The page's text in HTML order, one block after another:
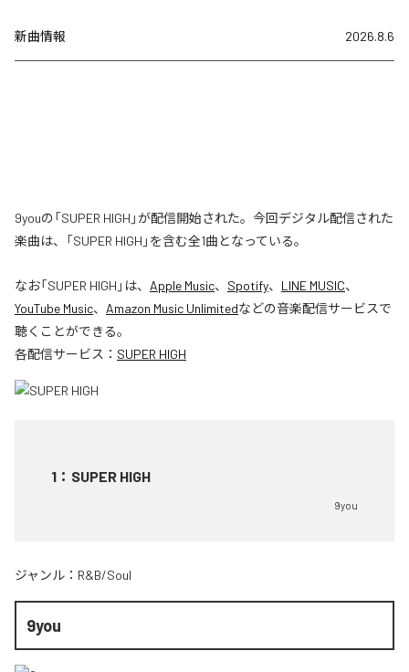
新曲情報 2026.8.6
9youの「SUPER HIGH」が配信開始された。今回デジタル配信された
楽曲は、「SUPER HIGH」を含む全1曲となっている。
なお「SUPER HIGH 」は、 Apple Music、 Spotify、 LINE MUSIC、
YouTube Music、 Amazon Music Unlimitedなどの音楽配信サービスで
聴くことができる。
各配信サービス： SUPER HIGH
1 ： SUPER HIGH
9you
ジャンル： R&B/Soul
9you